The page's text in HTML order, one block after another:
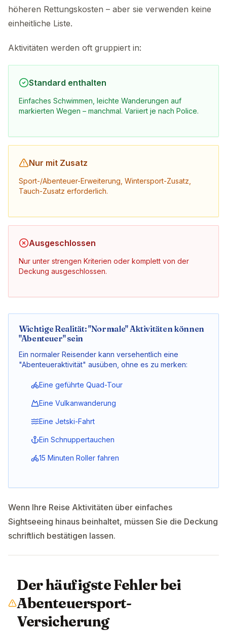
höheren Rettungskosten – aber sie verwenden keine
einheitliche Liste.
Aktivitäten werden oft gruppiert in:
Standard enthalten
Einfaches Schwimmen, leichte Wanderungen auf
markierten Wegen – manchmal. Variiert je nach Police.
Nur mit Zusatz
Sport-/Abenteuer-Erweiterung, Wintersport-Zusatz,
Tauch-Zusatz erforderlich.
Ausgeschlossen
Nur unter strengen Kriterien oder komplett von der
Deckung ausgeschlossen.
Wichtige Realität: "Normale" Aktivitäten können
"Abenteuer" sein
Ein normaler Reisender kann versehentlich eine
"Abenteueraktivität" ausüben, ohne es zu merken:
Eine geführte Quad-Tour
Eine Vulkanwanderung
Eine Jetski-Fahrt
Ein Schnuppertauchen
15 Minuten Roller fahren
Wenn Ihre Reise Aktivitäten über einfaches
Sightseeing hinaus beinhaltet, müssen Sie die Deckung
schriftlich bestätigen lassen.
Der häufigste Fehler bei
Abenteuersport-
Versicherung